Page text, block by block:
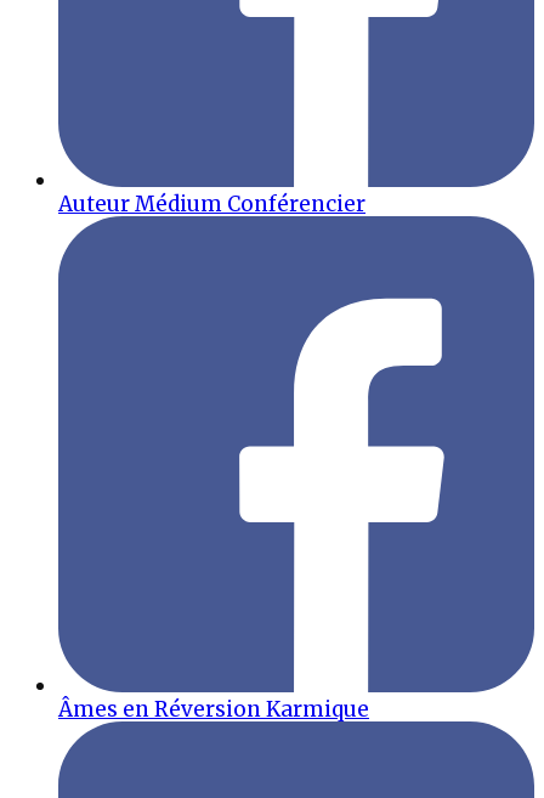
Auteur Médium Conférencier
Âmes en Réversion Karmique